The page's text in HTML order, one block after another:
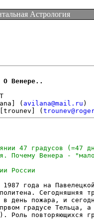
Астрология
О Венере..
(avilana@mail.ru
[trounev] (
года на
Сегодняшняя
в день пожара, и
градусе Тельца,
повторяющихся